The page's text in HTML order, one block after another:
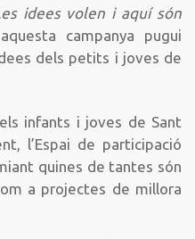
idees volen i aquí són
campanya pugui
dels petits i joves de
infants i joves de Sant
l’Espai de participació
quines de tantes són
a projectes de millora